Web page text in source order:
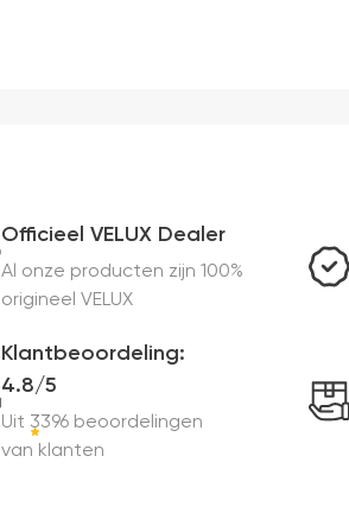
Officieel VELUX Dealer
Al onze producten zijn 100%
origineel VELUX
Klantbeoordeling:
4.8/5
Uit 3396 beoordelingen
van klanten